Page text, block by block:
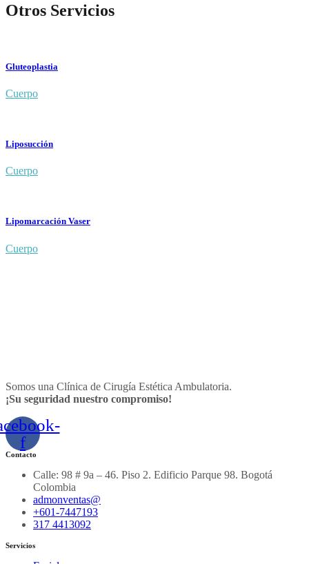
Otros Servicios
Gluteoplastia
Cuerpo
Liposucción
Cuerpo
Lipomarcación Vaser
Cuerpo
Somos una Clínica de Cirugía Estética Ambulatoria.
¡Su seguridad nuestro compromiso!
f
Contacto
Calle: 98 # 9a – 46. Piso 2. Edificio Parque 98. Bogotá
Colombia
admonventas@
+601-7447193
317 4413092
Servicios